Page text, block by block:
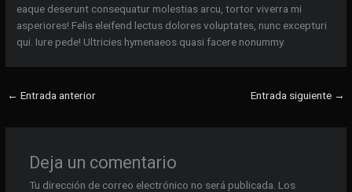
eaque deserunt consequatur molestias arcu, tortor viverra mi
asperiores! Felis eleifend lectus dolores voluptates, nunc excepturi
qui. Iure pede! Ultricies hymenaeos quasi facere nonummy.
← Entrada anterior Entrada siguiente →
Deja un comentario
Tu dirección de correo electrónico no será publicada. Los